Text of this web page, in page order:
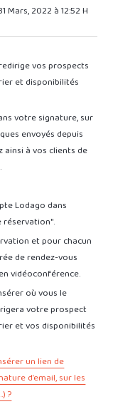
Mars, 2022 à 12:52 H
vos prospects
et disponibilités
votre signature, sur
envoyés depuis
à vos clients de
Lodago dans
réservation".
et pour chacun
de rendez-vous
vidéoconférence.
où vous le
votre prospect
et vos disponibilités
un lien de
d’email, sur les
?